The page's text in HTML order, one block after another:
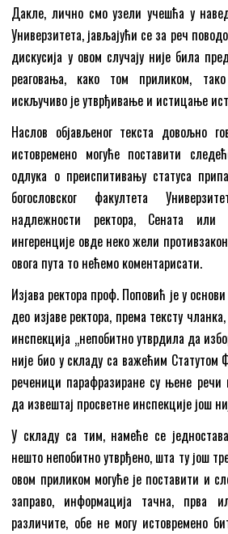
Дакле, лично смо узели учешћа у
Универзитета, јављајући се за реч
дискусија у овом случају није била
реаговања, како том приликом,
искључиво је утврђивање и истицање
Наслов објављеног текста довољно
истовремено могуће поставити
одлука о преиспитивању статуса
богословског факултета
надлежности ректора, Сената или
ингеренције овде неко жели
овога пута то нећемо коментарисати.
Изјава ректора проф. Поповић је у
део изјаве ректора, према тексту
инспекција „непобитно утврдила да
није био у складу са важећим Статутом
реченици парафразиране су њене
да извештај просветне инспекције још
У складу са тим, намеће се
нешто непобитно утврђено, шта ту још
овом приликом могуће је поставити и
заправо, информација тачна, прва
различите, обе не могу истовремено